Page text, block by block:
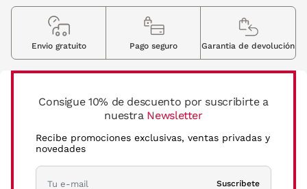
Consigue 10% de descuento por suscribirte a
nuestra Newsletter
Recibe promociones exclusivas, ventas privadas y
novedades
Suscríbete
Envio gratuito Pago seguro Garantia de devolución